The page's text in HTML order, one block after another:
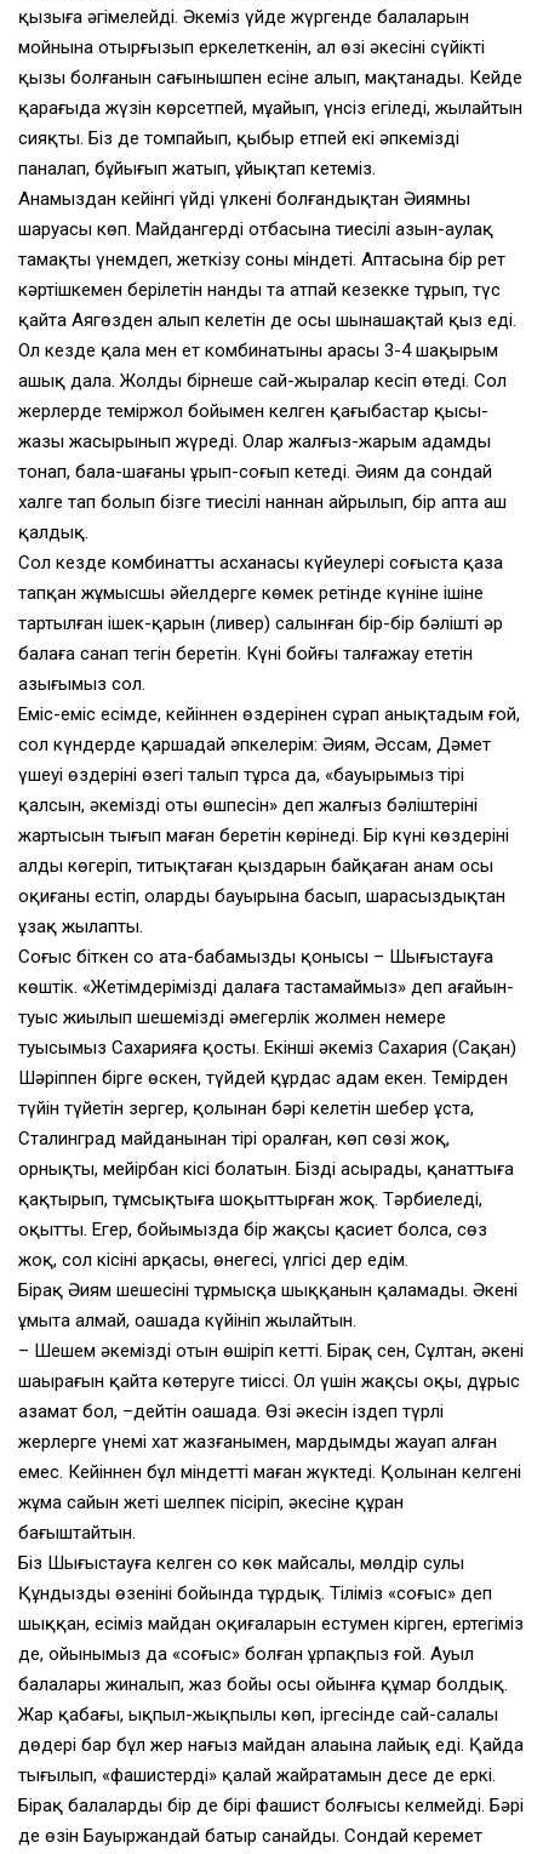
қызыға әңгімелейді. Әкеміз үйде жүргенде балаларын
мойнына отырғызып еркелеткенін, ал өзі әкесінің сүйікті
қызы болғанын сағынышпен есіне алып, мақтанады. Кейде
қараңғыда жүзін көрсетпей, мұңайып, үнсіз егіледі, жылайтын
сияқты. Біз де томпайып, қыбыр етпей екі әпкемізді
паналап, бұйығып жатып, ұйықтап кетеміз.
Анамыздан кейінгі үйдің үлкені болғандықтан Әиямның
шаруасы көп. Майдангердің отбасына тиесілі азын-аулақ
тамақты үнемдеп, жеткізу соның міндеті. Аптасына бір рет
кәртішкемен берілетін нанды таң атпай кезекке тұрып, түс
қайта Аягөзден алып келетін де осы шынашақтай қыз еді.
Ол кезде қала мен ет комбинатының арасы 3-4 шақырым
ашық дала. Жолды бірнеше сай-жыралар кесіп өтеді. Сол
жерлерде теміржол бойымен келген қаңғыбастар қысы-
жазы жасырынып жүреді. Олар жалғыз-жарым адамды
тонап, бала-шағаны ұрып-соғып кетеді. Әиям да сондай
халге тап болып бізге тиесілі наннан айрылып, бір апта аш
қалдық.
Сол кезде комбинаттың асханасы күйеулері соғыста қаза
тапқан жұмысшы әйелдерге көмек ретінде күніне ішіне
тартылған ішек-қарын (ливер) салынған бір-бір бәлішті әр
балаға санап тегін беретін. Күні бойғы талғажау ететін
азығымыз сол.
Еміс-еміс есімде, кейіннен өздерінен сұрап анықтадым ғой,
сол күндерде қаршадай әпкелерім: Әиям, Әссам, Дәмет
үшеуі өздерінің өзегі талып тұрса да, «бауырымыз тірі
қалсын, әкеміздің оты өшпесін» деп жалғыз бәліштерінің
жартысын тығып маған беретін көрінеді. Бір күні көздерінің
алды көгеріп, титықтаған қыздарын байқаған анам осы
оқиғаны естіп, оларды бауырына басып, шарасыздықтан
ұзақ жылапты.
Соғыс біткен соң ата-бабамыздың қонысы – Шыңғыстауға
көштік. «Жетімдерімізді далаға тастамаймыз» деп ағайын-
туыс жиылып шешемізді әмеңгерлік жолмен немере
туысымыз Сахарияға қосты. Екінші әкеміз Сахария (Сақан)
Шәріппен бірге өскен, түйдей құрдас адам екен. Темірден
түйін түйетін зергер, қолынан бәрі келетін шебер ұста,
Сталинград майданынан тірі оралған, көп сөзі жоқ,
орнықты, мейірбан кісі болатын. Бізді асырады, қанаттыға
қақтырып, тұмсықтыға шоқыттырған жоқ. Тәрбиеледі,
оқытты. Егер, бойымызда бір жақсы қасиет болса, сөз
жоқ, сол кісінің арқасы, өнегесі, үлгісі дер едім.
Бірақ Әиям шешесінің тұрмысқа шыққанын қаламады. Әкені
ұмыта алмай, оңашада күйініп жылайтын.
– Шешем әкеміздің отын өшіріп кетті. Бірақ сен, Сұлтан, әкеңнің
шаңырағын қайта көтеруге тиіссің. Ол үшін жақсы оқы, дұрыс
азамат бол, –дейтін оңашада. Өзі әкесін іздеп түрлі
жерлерге үнемі хат жазғанымен, мардымды жауап алған
емес. Кейіннен бұл міндетті маған жүктеді. Қолынан келгені
жұма сайын жеті шелпек пісіріп, әкесіне құран
бағыштайтын.
Біз Шыңғыстауға келген соң көк майсалы, мөлдір сулы
Құндызды өзенінің бойында тұрдық. Тіліміз «соғыс» деп
шыққан, есіміз майдан оқиғаларын естумен кірген, ертегіміз
де, ойынымыз да «соғыс» болған ұрпақпыз ғой. Ауыл
балалары жиналып, жаз бойы осы ойынға құмар болдық.
Жар қабағы, ықпыл-жықпылы көп, іргесінде сай-салалы
дөңдері бар бұл жер нағыз майдан алаңына лайық еді. Қайда
тығылып, «фашистерді» қалай жайратамын десең де еркің.
Бірақ балалардың бір де бірі фашист болғысы келмейді. Бәрі
де өзін Бауыржандай батыр санайды. Сондай керемет